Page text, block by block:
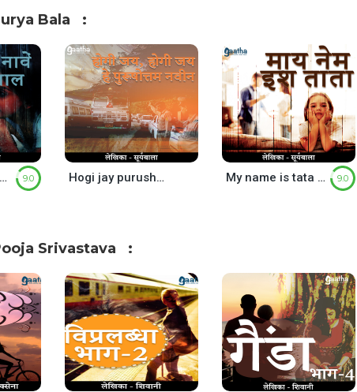
Bala
Kagaz ke nawe chandi ke baal (काग़ज़ की नावें चांदी के बाल) 9.0 Hogi jay purushottam (होगी जय… हे पुरुषोत्तम नवीन ) My name is tata (माय नेम इश ताता) 9.0
Srivastava